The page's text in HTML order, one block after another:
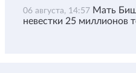
06 августа, 14:57 Мать
невестки 25 миллионов